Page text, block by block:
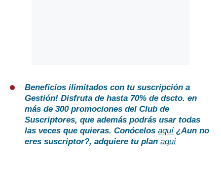
Beneficios ilimitados con tu suscripción a
Gestión! Disfruta de hasta 70% de dscto. en
más de 300 promociones del Club de
Suscriptores, que además podrás usar todas
las veces que quieras. Conócelos aquí ¿Aun no
eres suscriptor?, adquiere tu plan aquí